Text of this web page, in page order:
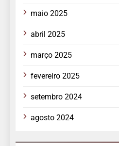
maio 2025
abril 2025
março 2025
fevereiro 2025
setembro 2024
agosto 2024